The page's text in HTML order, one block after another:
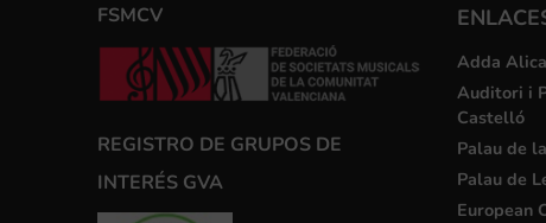
FSMCV
REGISTRO DE GRUPOS DE
INTERÉS GVA
Adda
Auditori i
Castelló
Palau de
Palau de
European